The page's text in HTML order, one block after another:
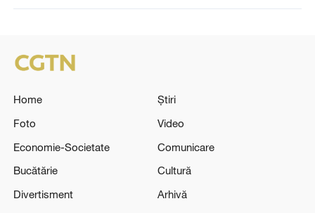
Home
Știri
Foto
Video
Economie-Societate
Comunicare
Bucătărie
Cultură
Divertisment
Arhivă